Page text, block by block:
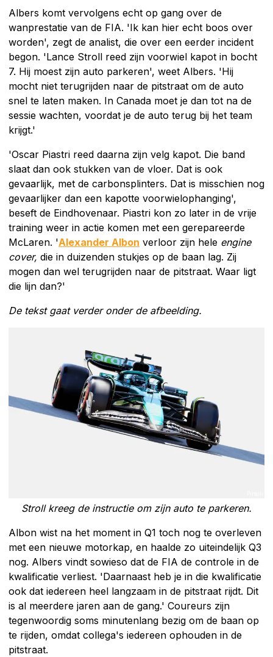
Albers komt vervolgens echt op gang over de
wanprestatie van de FIA. 'Ik kan hier echt boos over
worden', zegt de analist, die over een eerder incident
begon. 'Lance Stroll reed zijn voorwiel kapot in bocht
7. Hij moest zijn auto parkeren', weet Albers. 'Hij
mocht niet terugrijden naar de pitstraat om de auto
snel te laten maken. In Canada moet je dan tot na de
sessie wachten, voordat je de auto terug bij het team
krijgt.'
'Oscar Piastri reed daarna zijn velg kapot. Die band
slaat dan ook stukken van de vloer. Dat is ook
gevaarlijk, met de carbonsplinters. Dat is misschien nog
gevaarlijker dan een kapotte voorwielophanging',
beseft de Eindhovenaar. Piastri kon zo later in de vrije
training weer in actie komen met een gerepareerde
McLaren. 'Alexander Albon verloor zijn hele engine
cover, die in duizenden stukjes op de baan lag. Zij
mogen dan wel terugrijden naar de pitstraat. Waar ligt
die lijn dan?'
De tekst gaat verder onder de afbeelding.
Stroll kreeg de instructie om zijn auto te parkeren.
Albon wist na het moment in Q1 toch nog te overleven
met een nieuwe motorkap, en haalde zo uiteindelijk Q3
nog. Albers vindt sowieso dat de FIA de controle in de
kwalificatie verliest. 'Daarnaast heb je in die kwalificatie
ook dat iedereen heel langzaam in de pitstraat rijdt. Dit
is al meerdere jaren aan de gang.' Coureurs zijn
tegenwoordig soms minutenlang bezig om de baan op
te rijden, omdat collega's iedereen ophouden in de
pitstraat.